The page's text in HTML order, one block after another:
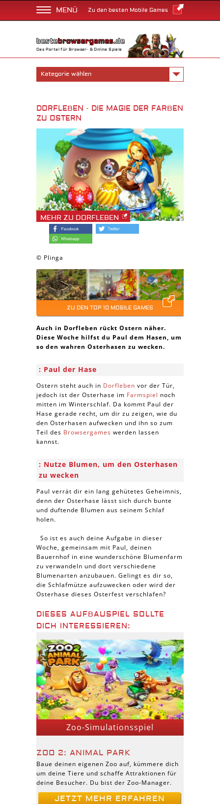
MENÜ Zu den besten Mobile Games
Das Portal für Browser- & Online Spiele
Kategorie wählen
DORFLEBEN - DIE MAGIE DER FARBEN
ZU OSTERN
MEHR ZU DORFLEBEN
© Plinga
ZU DEN TOP 10 MOBILE GAMES
Auch in Dorfleben rückt Ostern näher.
Diese Woche hilfst du Paul dem Hasen, um
so den wahren Osterhasen zu wecken.
Paul der Hase
Ostern steht auch in Dorfleben vor der Tür,
jedoch ist der Osterhase im Farmspiel noch
mitten im Winterschlaf. Da kommt Paul der
Hase gerade recht, um dir zu zeigen, wie du
den Osterhasen aufwecken und ihn so zum
Teil des Browsergames werden lassen
kannst.
Nutze Blumen, um den Osterhasen
zu wecken
Paul verrät dir ein lang gehütetes Geheimnis,
denn der Osterhase lässt sich durch bunte
und duftende Blumen aus seinem Schlaf
holen.
So ist es auch deine Aufgabe in dieser
Woche, gemeinsam mit Paul, deinen
Bauernhof in eine wunderschöne Blumenfarm
zu verwandeln und dort verschiedene
Blumenarten anzubauen. Gelingt es dir so,
die Schlafmütze aufzuwecken oder wird der
Osterhase dieses Osterfest verschlafen?
DIESES AUFBAUSPIEL SOLLTE
DICH INTERESSIEREN:
Zoo-Simulationsspiel
ZOO 2: ANIMAL PARK
Baue deinen eigenen Zoo auf, kümmere dich
um deine Tiere und schaffe Attraktionen für
deine Besucher. Du bist der Zoo-Manager.
JETZT MEHR ERFAHREN